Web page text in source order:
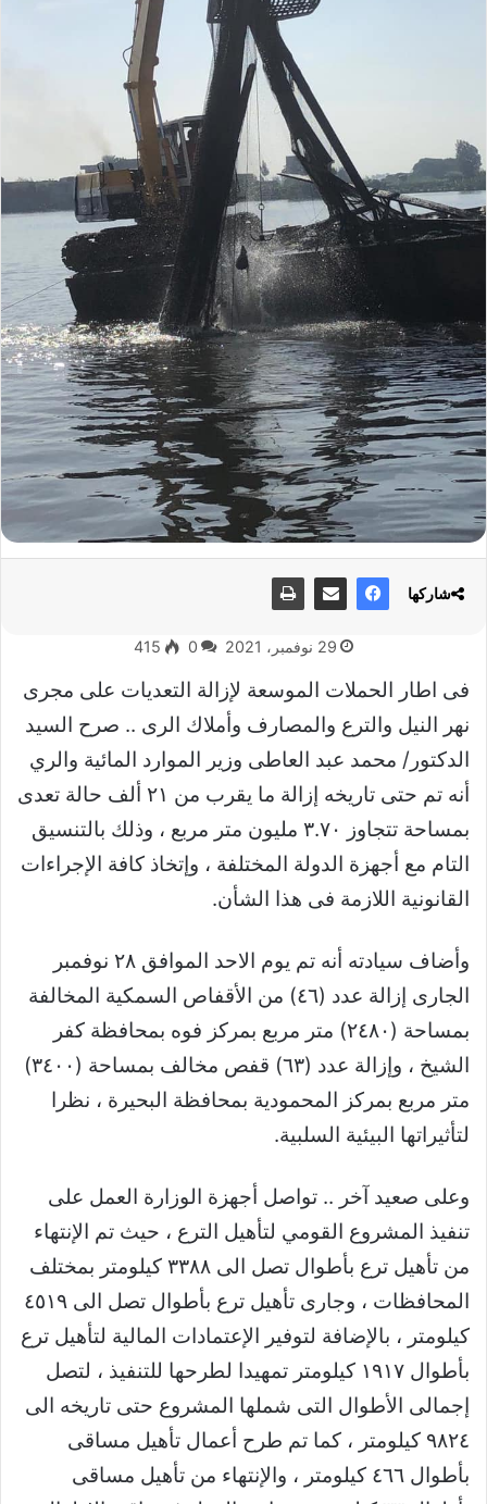
29 نوفمبر، 2021 0
415
فى اطار الحملات الموسعة لإزالة التعديات على مجرى
نهر النيل والترع والمصارف وأملاك الرى .. صرح السيد
الدكتور/ محمد عبد العاطى وزير الموارد المائية والري
أنه تم حتى تاريخه إزالة ما يقرب من ٢١ ألف حالة تعدى
بمساحة تتجاوز ٣.٧٠ مليون متر مربع ، وذلك بالتنسيق
التام مع أجهزة الدولة المختلفة ، وإتخاذ كافة الإجراءات
القانونية اللازمة فى هذا الشأن.
وأضاف سيادته أنه تم يوم الاحد الموافق ٢٨ نوفمبر
الجارى إزالة عدد (٤٦) من الأقفاص السمكية المخالفة
بمساحة (٢٤٨٠) متر مربع بمركز فوه بمحافظة كفر
الشيخ ، وإزالة عدد (٦٣) قفص مخالف بمساحة (٣٤٠٠)
متر مربع بمركز المحمودية بمحافظة البحيرة ، نظرا
لتأثيراتها البيئية السلبية.
وعلى صعيد آخر .. تواصل أجهزة الوزارة العمل على
تنفيذ المشروع القومي لتأهيل الترع ، حيث تم الإنتهاء
من تأهيل ترع بأطوال تصل الى ٣٣٨٨ كيلومتر بمختلف
المحافظات ، وجارى تأهيل ترع بأطوال تصل الى ٤٥١٩
كيلومتر ، بالإضافة لتوفير الإعتمادات المالية لتأهيل ترع
بأطوال ١٩١٧ كيلومتر تمهيدا لطرحها للتنفيذ ، لتصل
إجمالى الأطوال التى شملها المشروع حتى تاريخه الى
٩٨٢٤ كيلومتر ، كما تم طرح أعمال تأهيل مساقى
بأطوال ٤٦٦ كيلومتر ، والإنتهاء من تأهيل مساقى
شاركها